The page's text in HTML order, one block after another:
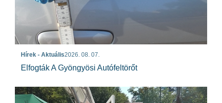
Hírek - Aktuális2026. 08. 07.
Elfogták A Gyöngyösi Autófeltörőt